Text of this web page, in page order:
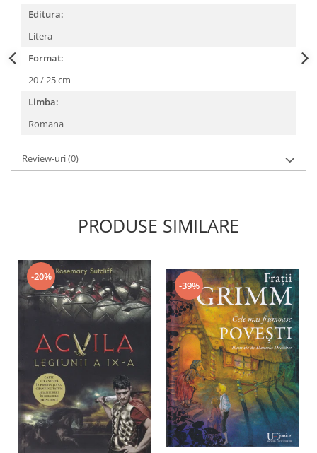
Editura:
Litera
Format:
20 / 25 cm
Limba:
Romana
Review-uri(0)
PRODUSE SIMILARE
-20%
-39%